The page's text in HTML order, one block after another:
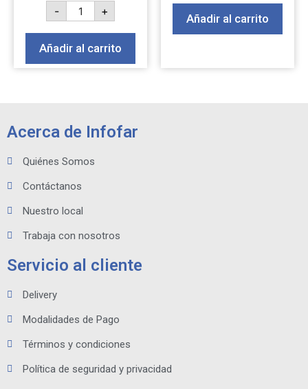
- +
Añadir al carrito
Añadir al carrito
Acerca de Infofar
Quiénes Somos
Contáctanos
Nuestro local
Trabaja con nosotros
Servicio al cliente
Delivery
Modalidades de Pago
Términos y condiciones
Política de seguridad y privacidad